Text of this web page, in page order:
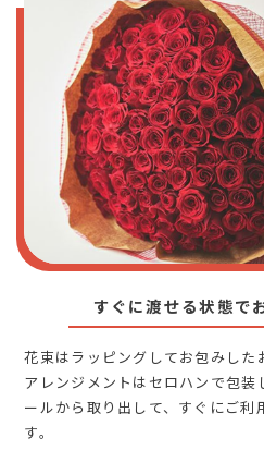
すぐに渡せる状態で
花束はラッピングしてお包みした
アレンジメントはセロハンで包
ールから取り出して、すぐにご利
す。